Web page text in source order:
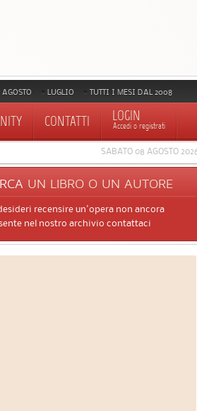
AGOSTO LUGLIO TUTTI I MESI DAL 2008
CONTATTI LOGIN
Accedi o registrati
SABATO 08 AGOSTO
UN LIBRO O UN AUTORE
recensire un'opera non ancora
nel nostro archivio contattaci